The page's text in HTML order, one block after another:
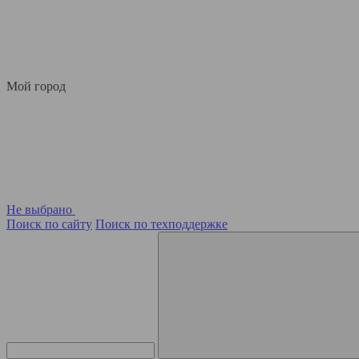
Мой город
Не выбрано
Поиск по сайту Поиск по техподдержке